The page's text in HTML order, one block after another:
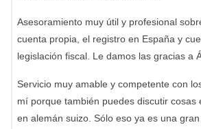
Asesoramiento muy útil y profesional
cuenta propia, el registro en España y
legislación fiscal. Le damos las gracias a
Servicio muy amable y competente con
mí porque también puedes discutir cosas
en alemán suizo. Sólo eso ya es una